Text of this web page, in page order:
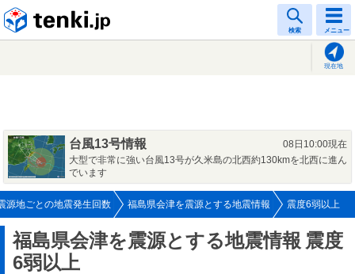
検索 メニュー
現在地
台風13号情報
08日10:00現在
大型で非常に強い台風13号が久米島の北西約130kmを北西に進ん
でいます
源地ごとの地震発生回数 福島県会津を震源とする地震情報 震度6弱以上
福島県会津を震源とする地震情報 震度
6弱以上